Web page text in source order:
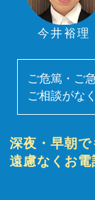
今井裕理
ご危篤・ご
ご相談がな
深夜・早朝で
遠慮なくお